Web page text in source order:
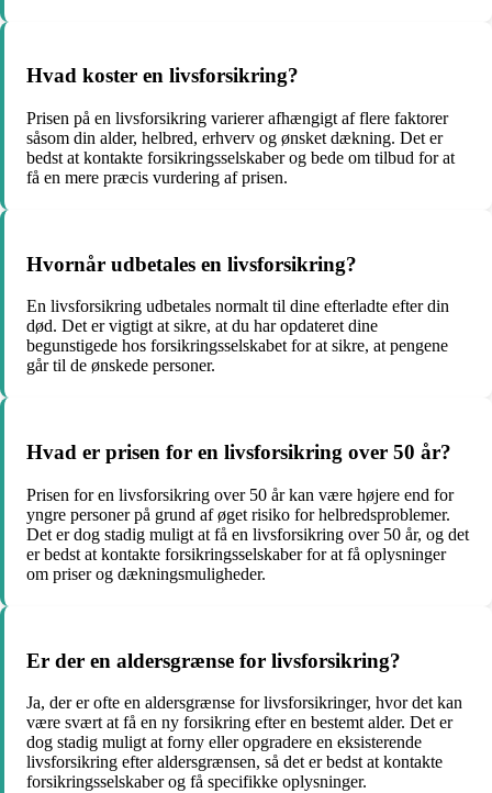
Hvad koster en livsforsikring?
Prisen på en livsforsikring varierer afhængigt af flere faktorer
såsom din alder, helbred, erhverv og ønsket dækning. Det er
bedst at kontakte forsikringsselskaber og bede om tilbud for at
få en mere præcis vurdering af prisen.
Hvornår udbetales en livsforsikring?
En livsforsikring udbetales normalt til dine efterladte efter din
død. Det er vigtigt at sikre, at du har opdateret dine
begunstigede hos forsikringsselskabet for at sikre, at pengene
går til de ønskede personer.
Hvad er prisen for en livsforsikring over 50 år?
Prisen for en livsforsikring over 50 år kan være højere end for
yngre personer på grund af øget risiko for helbredsproblemer.
Det er dog stadig muligt at få en livsforsikring over 50 år, og det
er bedst at kontakte forsikringsselskaber for at få oplysninger
om priser og dækningsmuligheder.
Er der en aldersgrænse for livsforsikring?
Ja, der er ofte en aldersgrænse for livsforsikringer, hvor det kan
være svært at få en ny forsikring efter en bestemt alder. Det er
dog stadig muligt at forny eller opgradere en eksisterende
livsforsikring efter aldersgrænsen, så det er bedst at kontakte
forsikringsselskaber og få specifikke oplysninger.